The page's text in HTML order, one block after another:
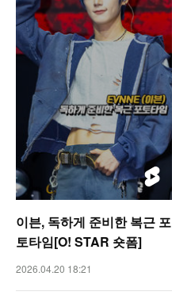
이븐, 독하게 준비한 복근 포
토타임[O! STAR 숏폼]
2026.04.20 18:21